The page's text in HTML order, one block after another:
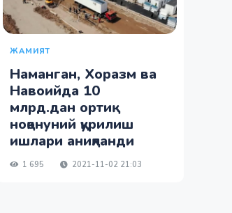
ЖАМИЯТ
Наманган, Хоразм ва
Навоийда 10
млрд.дан ортиқ
ноқонуний қурилиш
ишлари аниқланди
1 695 2021-11-02 21:03